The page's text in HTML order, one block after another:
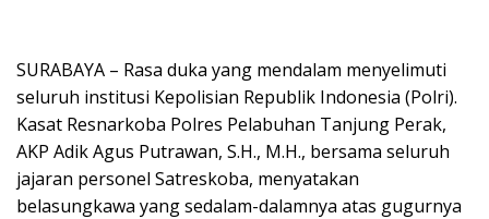
SURABAYA – Rasa duka yang mendalam menyelimuti
seluruh institusi Kepolisian Republik Indonesia (Polri).
Kasat Resnarkoba Polres Pelabuhan Tanjung Perak,
AKP Adik Agus Putrawan, S.H., M.H., bersama seluruh
jajaran personel Satreskoba, menyatakan
belasungkawa yang sedalam-dalamnya atas gugurnya